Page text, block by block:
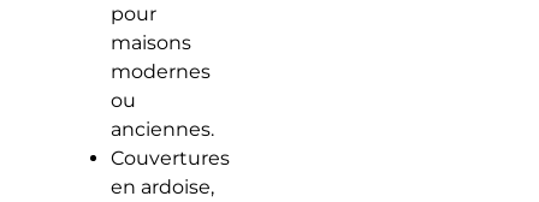
pour
maisons
modernes
ou
anciennes.
Couvertures
en ardoise,